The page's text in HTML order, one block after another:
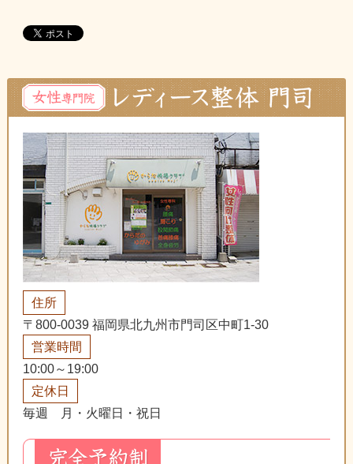
住所
〒800-0039 福岡県北九州市門司区中町1-30
営業時間
10:00～19:00
定休日
毎週 月・火曜日・祝日